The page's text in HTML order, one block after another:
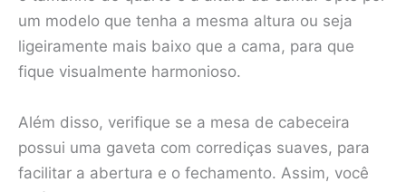
um modelo que tenha a mesma altura ou seja
ligeiramente mais baixo que a cama, para que
fique visualmente harmonioso.
Além disso, verifique se a mesa de cabeceira
possui uma gaveta com corrediças suaves, para
facilitar a abertura e o fechamento. Assim, você